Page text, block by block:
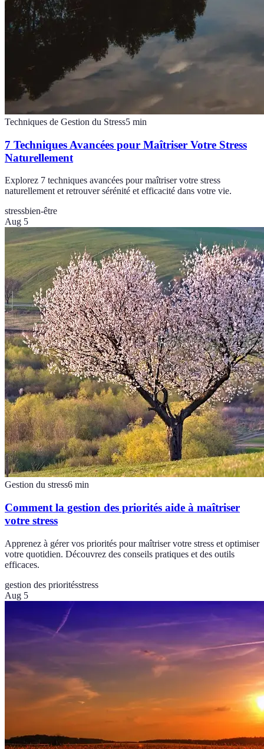
Techniques de Gestion du Stress5 min
7 Techniques Avancées pour Maîtriser Votre Stress
Naturellement
Explorez 7 techniques avancées pour maîtriser votre stress
naturellement et retrouver sérénité et efficacité dans votre vie.
stressbien-être
Aug 5
Gestion du stress6 min
Comment la gestion des priorités aide à maîtriser
votre stress
Apprenez à gérer vos priorités pour maîtriser votre stress et optimiser
votre quotidien. Découvrez des conseils pratiques et des outils
efficaces.
gestion des prioritésstress
Aug 5